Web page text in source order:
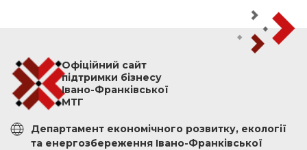
Офіційний сайт
підтримки бізнесу
Івано-Франківської
МТГ
Департамент економічного розвитку, екології
та енергозбереження Івано-Франківської